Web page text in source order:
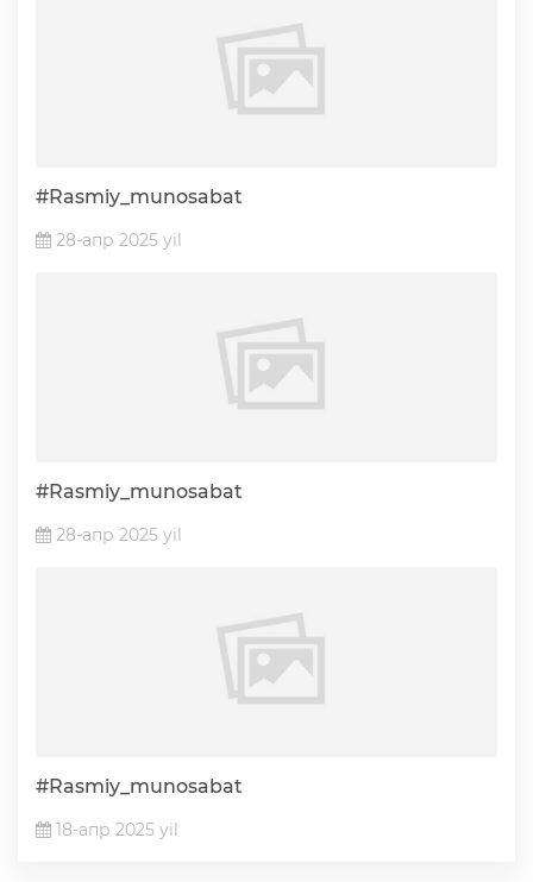
#Rasmiy_munosabat
28-апр 2025 yil
#Rasmiy_munosabat
28-апр 2025 yil
#Rasmiy_munosabat
18-апр 2025 yil